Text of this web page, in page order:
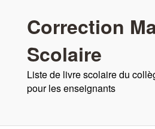
Correction
Scolaire
Liste de livre scolaire du
pour les enseignants